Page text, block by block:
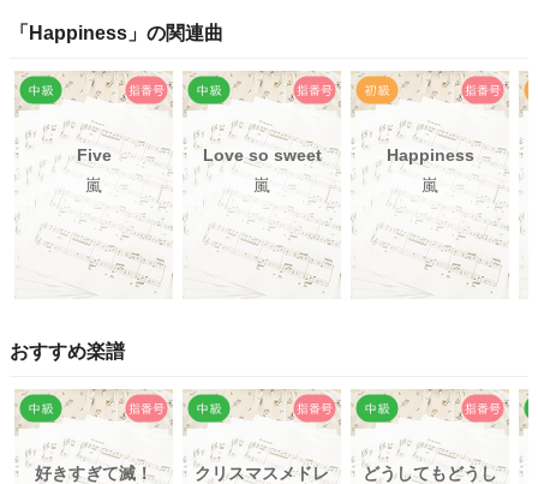
「 Happiness 」の関連曲
Five
嵐
Love so sweet
嵐
Happiness
嵐
おすすめ楽譜
好きすぎて滅！
クリスマスメドレ
どうしてもどうし